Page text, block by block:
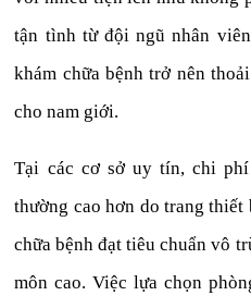
tận tình từ đội ngũ nhân
khám chữa bệnh trở nên
cho nam giới.
Tại các cơ sở uy tín, chi
thường cao hơn do trang
chữa bệnh đạt tiêu chuẩn vô
môn cao. Việc lựa chọn